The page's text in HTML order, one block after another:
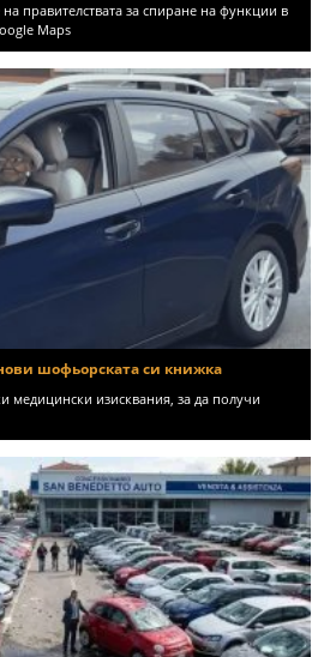
правителствата за спиране на функции в
Maps
шофьорската си книжка
медицински изисквания, за да получи